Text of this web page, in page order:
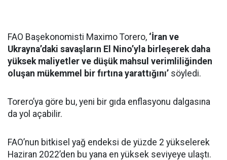
FAO Başekonomisti Maximo Torero, ‘İran ve
Ukrayna’daki savaşların El Nino’yla birleşerek daha
yüksek maliyetler ve düşük mahsul verimliliğinden
oluşan mükemmel bir fırtına yarattığını’ söyledi.
Torero’ya göre bu, yeni bir gıda enflasyonu dalgasına
da yol açabilir.
FAO’nun bitkisel yağ endeksi de yüzde 2 yükselerek
Haziran 2022’den bu yana en yüksek seviyeye ulaştı.